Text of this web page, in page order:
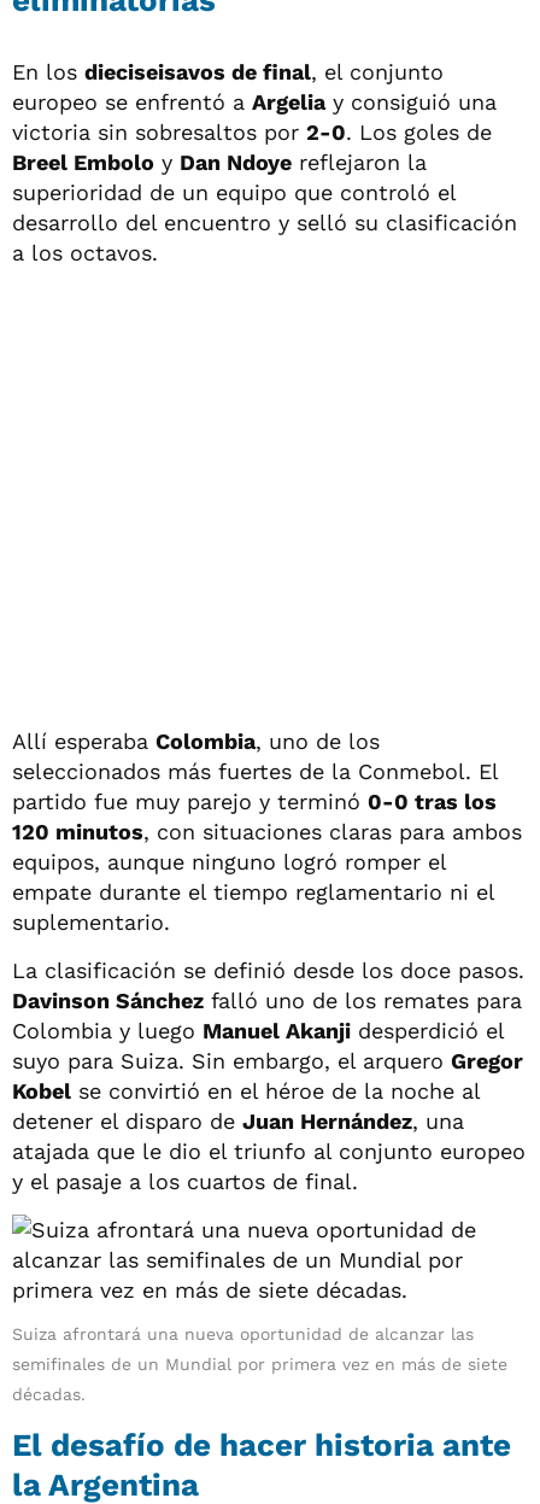
En los dieciseisavos de final, el conjunto
europeo se enfrentó a Argeliay consiguió una
victoria sin sobresaltos por 2-0. Los goles de
Breel Embolo y Dan Ndoye reflejaron la
superioridad de un equipo que controló el
desarrollo del encuentro y selló su clasificación
a los octavos.
Allí esperaba Colombia, uno de los
seleccionados más fuertes de la Conmebol. El
partido fue muy parejo y terminó 0-0 tras los
120 minutos, con situaciones claras para ambos
equipos, aunque ninguno logró romper el
empate durante el tiempo reglamentario ni el
suplementario.
La clasificación se definió desde los doce pasos.
Davinson Sánchez falló uno de los remates para
Colombia y luego Manuel Akanji desperdició el
suyo para Suiza. Sin embargo, el arquero Gregor
Kobel se convirtió en el héroe de la noche al
detener el disparo de Juan Hernández, una
atajada que le dio el triunfo al conjunto europeo
y el pasaje a los cuartos de final.
Suiza afrontará una nueva oportunidad de alcanzar las
semifinales de un Mundial por primera vez en más de siete
décadas.
El desafío de hacer historia ante
la Argentina